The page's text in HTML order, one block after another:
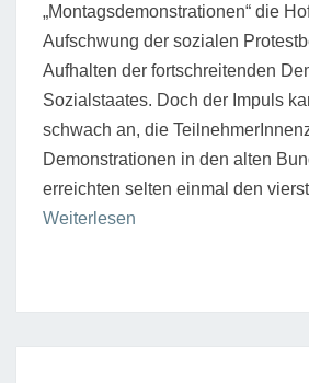
„Montagsdemonstrationen“ die
Aufschwung der sozialen
Aufhalten der fortschreitenden
Sozialstaates. Doch der Impuls
schwach an, die
Demonstrationen in den alten
erreichten selten einmal den
Weiterlesen